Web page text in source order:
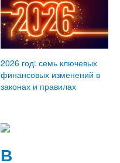
2026 год: семь ключевых
финансовых изменений в
законах и правилах
В